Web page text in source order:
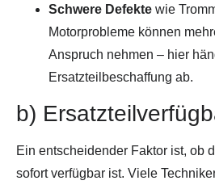
Schwere Defekte wie
Motorprobleme können
Anspruch nehmen – hier
Ersatzteilbeschaffung ab.
b)
Ein entscheidender Faktor ist, ob
sofort verfügbar ist. Viele